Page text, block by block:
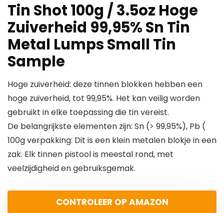
Tin Shot 100g / 3.5oz Hoge
Zuiverheid 99,95% Sn Tin
Metal Lumps Small Tin
Sample
Hoge zuiverheid: deze tinnen blokken hebben een
hoge zuiverheid, tot 99,95%. Het kan veilig worden
gebruikt in elke toepassing die tin vereist.
De belangrijkste elementen zijn: Sn (> 99,95%), Pb (
100g verpakking: Dit is een klein metalen blokje in een
zak. Elk tinnen pistool is meestal rond, met
veelzijdigheid en gebruiksgemak.
CONTROLEER OP AMAZON